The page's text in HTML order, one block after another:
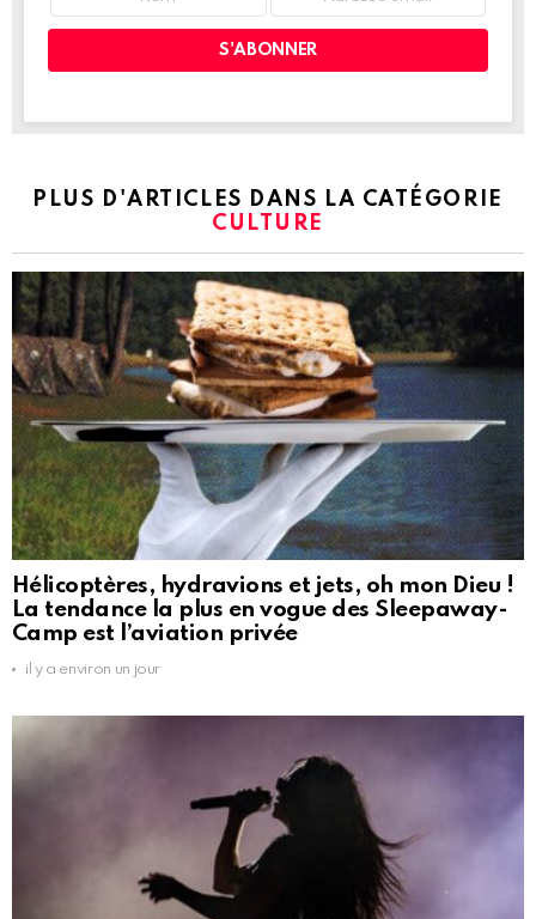
PLUS D'ARTICLES DANS LA CATÉGORIE
CULTURE
Hélicoptères, hydravions et jets, oh mon Dieu !
La tendance la plus en vogue des Sleepaway-
Camp est l’aviation privée
il y a environ un jour